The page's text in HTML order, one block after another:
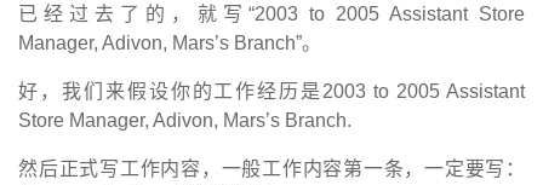
已经过去了的，就写 “2003 to 2005 Assistant Store
Manager, Adivon, Mars’s Branch”。
好，我们来假设你的工作经历是 2003 to 2005 Assistant
Store Manager, Adivon, Mars’s Branch.
然后正式写工作内容，一般工作内容第一条，一定要写：